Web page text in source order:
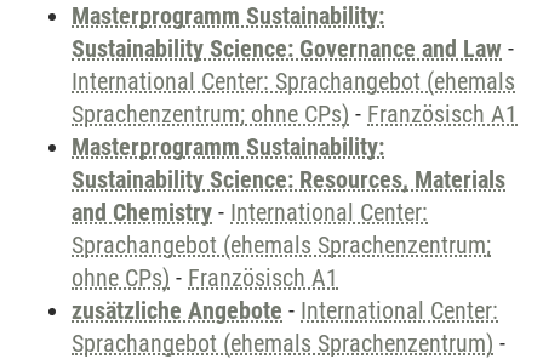
Masterprogramm Sustainability:
Sustainability Science: Governance and Law -
International Center: Sprachangebot (ehemals
Sprachenzentrum; ohne CPs) - Französisch A1
Masterprogramm Sustainability:
Sustainability Science: Resources, Materials
and Chemistry - International Center:
Sprachangebot (ehemals Sprachenzentrum;
ohne CPs) - Französisch A1
zusätzliche Angebote - International Center:
Sprachangebot (ehemals Sprachenzentrum) -